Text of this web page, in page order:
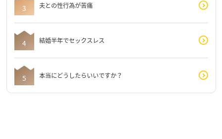
夫との性行為が苦痛
結婚半年でセックスレス
本当にどうしたらいいですか？